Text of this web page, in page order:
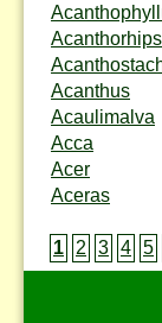
Acanthus
Acaulimalva
Acca
Acer
Aceras
1 2 3 4 5